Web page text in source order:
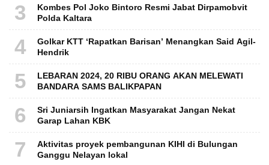
3
Kombes Pol Joko Bintoro Resmi Jabat Dirpamobvit
Polda Kaltara
4
Golkar KTT ‘Rapatkan Barisan’ Menangkan Said Agil-
Hendrik
5
LEBARAN 2024, 20 RIBU ORANG AKAN MELEWATI
BANDARA SAMS BALIKPAPAN
6
Sri Juniarsih Ingatkan Masyarakat Jangan Nekat
Garap Lahan KBK
7
Aktivitas proyek pembangunan KIHI di Bulungan
Ganggu Nelayan lokal